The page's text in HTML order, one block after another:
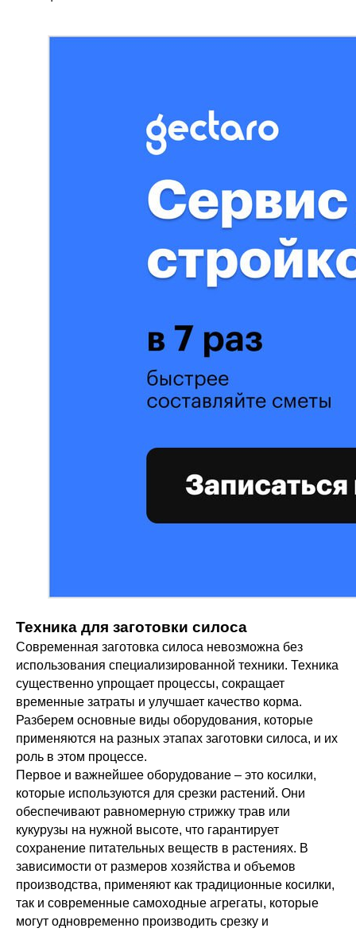
Техника для заготовки силоса
Современная заготовка силоса невозможна без
использования специализированной техники. Техника
существенно упрощает процессы, сокращает
временные затраты и улучшает качество корма.
Разберем основные виды оборудования, которые
применяются на разных этапах заготовки силоса, и их
роль в этом процессе.
Первое и важнейшее оборудование – это косилки,
которые используются для срезки растений. Они
обеспечивают равномерную стрижку трав или
кукурузы на нужной высоте, что гарантирует
сохранение питательных веществ в растениях. В
зависимости от размеров хозяйства и объемов
производства, применяют как традиционные косилки,
так и современные самоходные агрегаты, которые
могут одновременно производить срезку и